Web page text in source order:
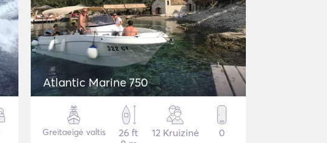
Atlantic Marine 750
Greitaeigė valtis
26 ft
12 Kruizinė 0